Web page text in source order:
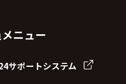
ニュー
サポートシステム